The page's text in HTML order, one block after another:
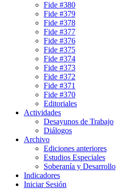
Fide #380
Fide #379
Fide #378
Fide #377
Fide #376
Fide #375
Fide #374
Fide #373
Fide #372
Fide #371
Fide #370
Editoriales
Actividades
Desayunos de Trabajo
Diálogos
Archivo
Ediciones anteriores
Estudios Especiales
Soberanía y Desarrollo
Indicadores
Iniciar Sesión